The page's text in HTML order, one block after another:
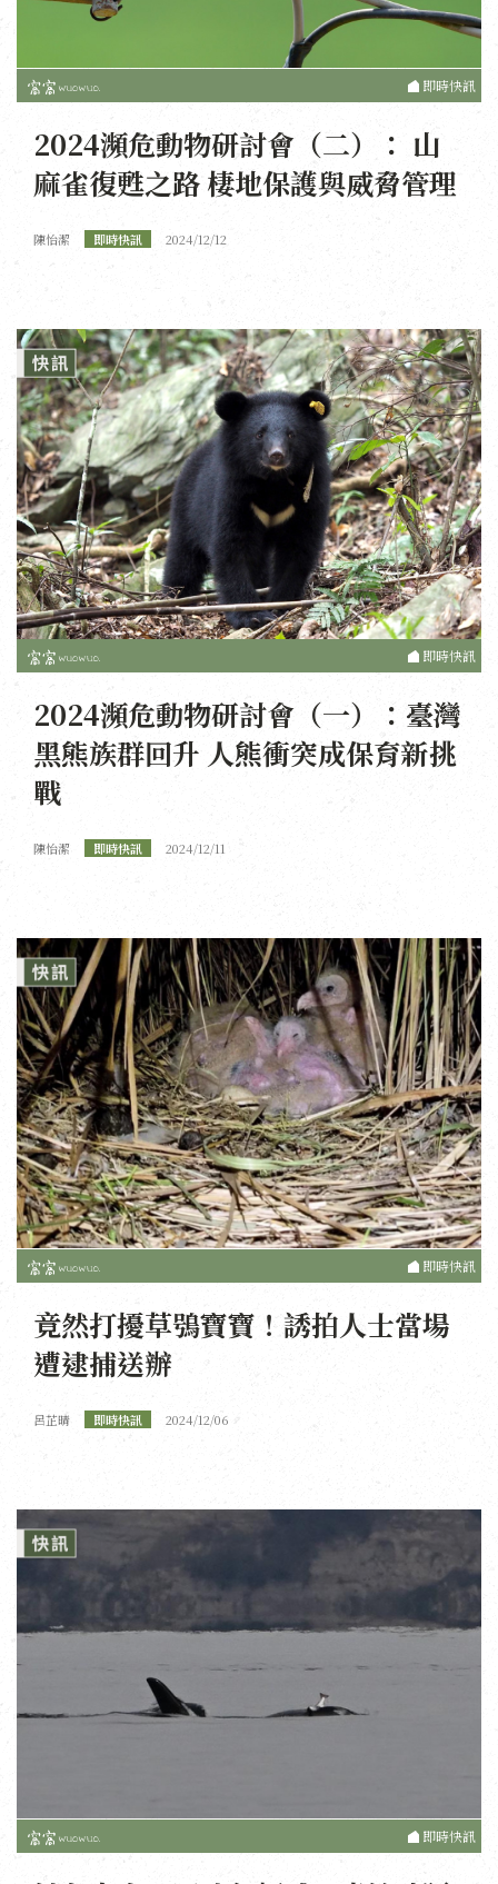
即時快訊
2024瀕危動物研討會（二）： 山
麻雀復甦之路 棲地保護與威脅管理
陳怡潔 即時快訊 2024/12/12
即時快訊
2024瀕危動物研討會（一）：臺灣
黑熊族群回升 人熊衝突成保育新挑
戰
陳怡潔 即時快訊 2024/12/11
即時快訊
竟然打擾草鴞寶寶！誘拍人士當場
遭逮捕送辦
呂芷晴 即時快訊 2024/12/06
即時快訊